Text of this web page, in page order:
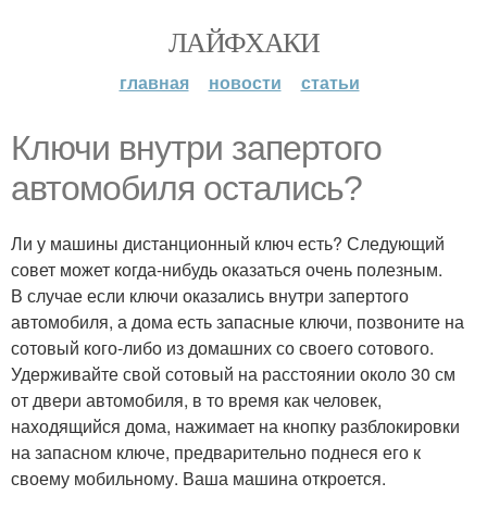
ЛАЙФХАКИ
главная новости статьи
Ключи внутри запертого
автомобиля остались?
Ли у машины дистанционный ключ есть? Следующий
совет может когда-нибудь оказаться очень полезным.
В случае если ключи оказались внутри запертого
автомобиля, а дома есть запасные ключи, позвоните на
сотовый кого-либо из домашних со своего сотового.
Удерживайте свой сотовый на расстоянии около 30 см
от двери автомобиля, в то время как человек,
находящийся дома, нажимает на кнопку разблокировки
на запасном ключе, предварительно поднеся его к
своему мобильному. Ваша машина откроется.